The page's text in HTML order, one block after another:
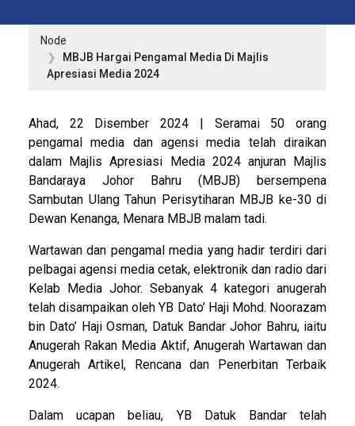
Node
MBJB Hargai Pengamal Media Di Majlis
Apresiasi Media 2024
Ahad, 22 Disember 2024 | Seramai 50 orang
pengamal media dan agensi media telah diraikan
dalam Majlis Apresiasi Media 2024 anjuran Majlis
Bandaraya Johor Bahru (MBJB) bersempena
Sambutan Ulang Tahun Perisytiharan MBJB ke-30 di
Dewan Kenanga, Menara MBJB malam tadi.
Wartawan dan pengamal media yang hadir terdiri dari
pelbagai agensi media cetak, elektronik dan radio dari
Kelab Media Johor. Sebanyak 4 kategori anugerah
telah disampaikan oleh YB Dato’ Haji Mohd. Noorazam
bin Dato’ Haji Osman, Datuk Bandar Johor Bahru, iaitu
Anugerah Rakan Media Aktif, Anugerah Wartawan dan
Anugerah Artikel, Rencana dan Penerbitan Terbaik
2024.
Dalam ucapan beliau, YB Datuk Bandar telah